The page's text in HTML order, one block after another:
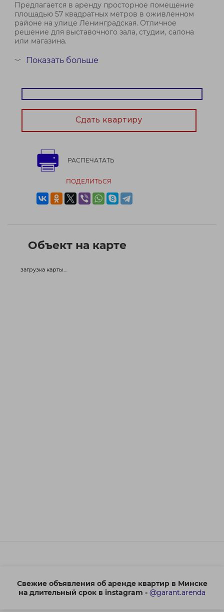
Предлагается в аренду просторное помещение
площадью 57 квадратных метров в оживленном
районе на улице Ленинградская. Отличное
решение для выставочного зала, студии, салона
или магазина.
Основные преимущества:
презентаций, мероприятий и демонстраций
Договор № 773/2 от 02.06.2026
﹀ Показать больше
Сдать квартиру
РАСПЕЧАТАТЬ
ПОДЕЛИТЬСЯ
Объект на карте
загрузка карты...
Свежие объявления об аренде квартир в Минске
на длительный срок в instagram - @garant.arenda